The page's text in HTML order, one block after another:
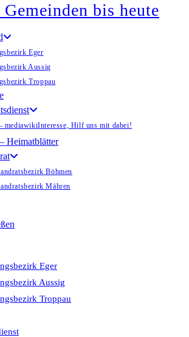
starten
bis heute
Eger
Aussig
Troppau
mediawikiInteresse, Hilf uns mit dabei!
Heimatblätter
Böhmen
Mähren
Eger
Aussig
Troppau